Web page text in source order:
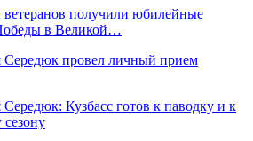
ветеранов получили юбилейные
в Великой…
Середюк провел личный прием
Кузбасс готов к паводку и к